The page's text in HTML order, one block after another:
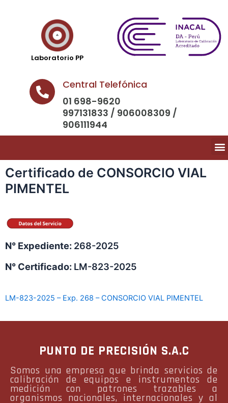
Laboratorio PP
Central Telefónica
01 698-9620
997131833 / 906008309 /
906111944
Certificado de CONSORCIO VIAL
PIMENTEL
N° Expediente: 268-2025
N° Certificado: LM-823-2025
LM-823-2025 – Exp. 268 – CONSORCIO VIAL PIMENTEL
PUNTO DE PRECISIÓN S.A.C
Somos una empresa que brinda servicios de
calibración de equipos e instrumentos de
medición con patrones trazables a
organismos nacionales, internacionales y al